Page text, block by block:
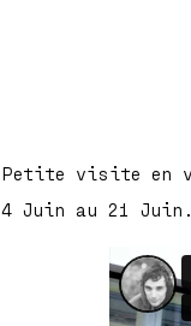
Petite visite en
4 Juin au 21